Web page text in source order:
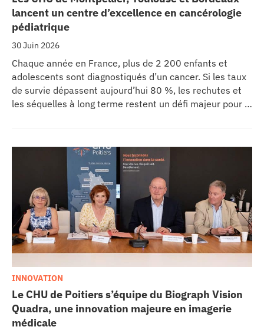
lancent un centre d’excellence en cancérologie
pédiatrique
30 Juin 2026
Chaque année en France, plus de 2 200 enfants et
adolescents sont diagnostiqués d’un cancer. Si les taux
de survie dépassent aujourd’hui 80 %, les rechutes et
les séquelles à long terme restent un défi majeur pour la
l’Oncopole Claudius Regaud et de leurs partenaires,
lancent CIRCLE, un centre de recherche d’excellence
dédié aux cancers pédiatriques.
Le CHU de Poitiers s’équipe du Biograph Vision
Quadra, une innovation majeure en imagerie
médicale
INNOVATION